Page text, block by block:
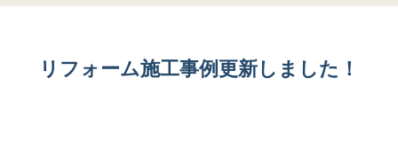
リフォーム施工事例更新しました！